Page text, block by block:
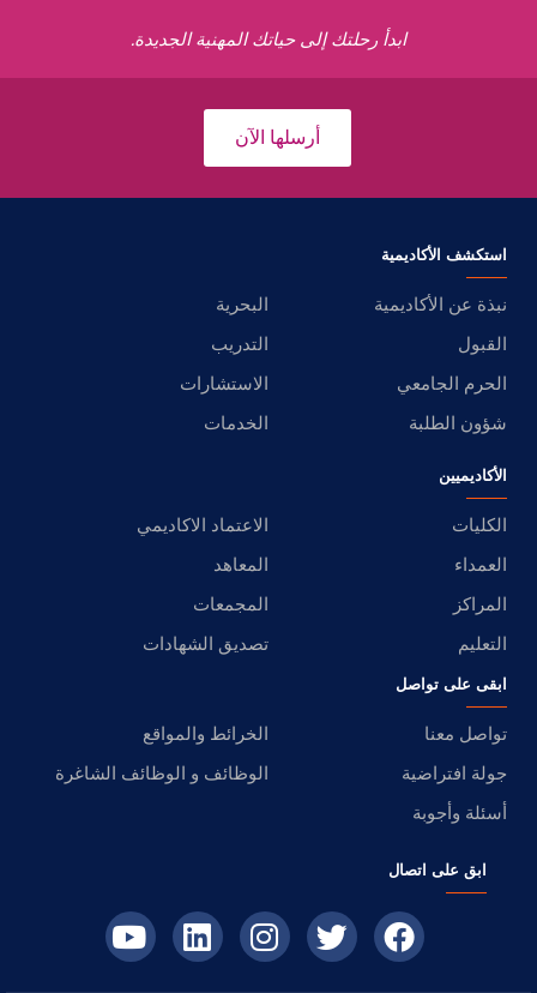
ابدأ رحلتك إلى حياتك المهنية الجديدة.
أرسلها الآن
استكشف الأكاديمية
نبذة عن الأكاديمية
البحرية
القبول
التدريب
الحرم الجامعي
الاستشارات
شؤون الطلبة
الخدمات
الأكاديميين
الكليات
الاعتماد الاكاديمي
العمداء
المعاهد
المراكز
المجمعات
التعليم
تصديق الشهادات
ابقى على تواصل
تواصل معنا
الخرائط والمواقع
جولة افتراضية
الوظائف و الوظائف الشاغرة
أسئلة وأجوبة
ابق على اتصال